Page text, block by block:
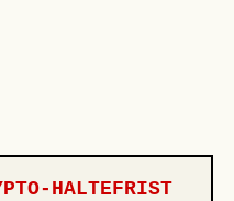
HALTEFRIST